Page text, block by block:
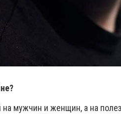
мужчин и женщин, а на